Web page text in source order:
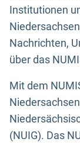
Institutionen
Nachrichten,
über das
Mit dem
(NUIG). Das